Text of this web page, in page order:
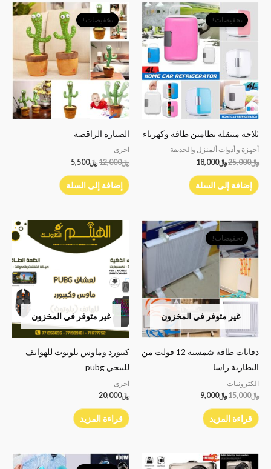
تخفيضات!
ثلاجة متنقلة نظامين طاقة وكهرباء
أجهزة و أدوات ألمنزل والحديقة
﷼25,000
السعر
الأصلي
هو:
﷼25,000.
﷼18,000
السعر
الحالي
إضافة إلى السلة
تخفيضات!
الصبارة الراقصة
اخرى
﷼12,000
السعر
الأصلي
هو:
﷼12,000.
﷼5,500
السعر
الحالي
هو:
﷼5,500.
إضافة إلى السلة
غير متوفر في المخزون
تخفيضات!
دفايات طاقة شمسية 12 فولت من
البطارية راسا
الكترونيات
﷼15,000
السعر
الأصلي
هو:
﷼15,000.
﷼9,000
السعر
الحالي
قراءة المزيد
غير متوفر في المخزون
كيبورد وماوس بلوتوث للهواتف
للببجي pubg
اخرى
﷼20,000
قراءة المزيد
السعر
الأصلي
السعر
الحالي